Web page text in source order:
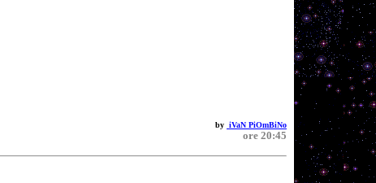
by iVaN PiOmBiNo
ore 20:45